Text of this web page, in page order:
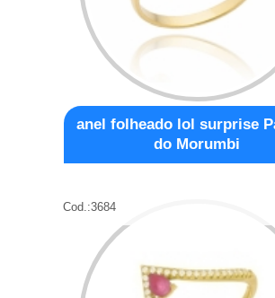
anel folheado lol surprise
do Morumbi
Cod.:3684